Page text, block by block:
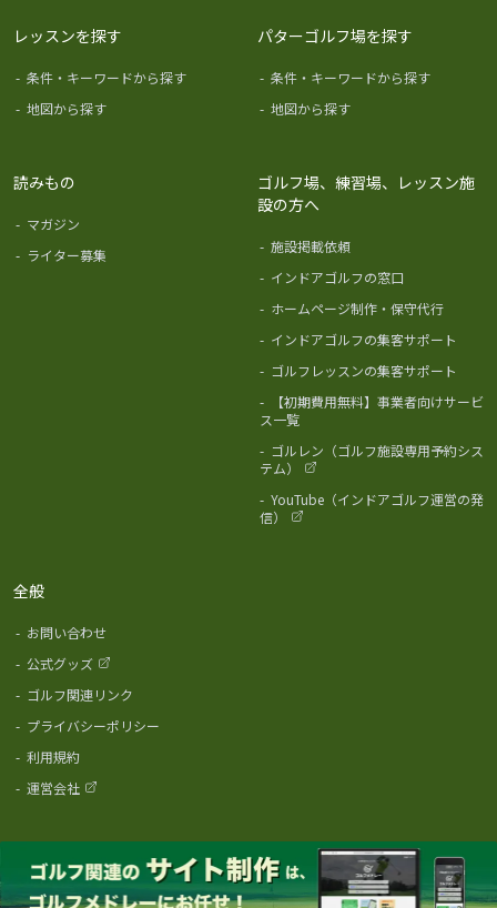
レッスンを探す
- 条件・キーワードから探す
- 地図から探す
パターゴルフ場を探す
- 条件・キーワードから探す
- 地図から探す
読みもの
- マガジン
- ライター募集
ゴルフ場、練習場、レッスン施
設の方へ
- 施設掲載依頼
- インドアゴルフの窓口
- ホームページ制作・保守代行
- インドアゴルフの集客サポート
- ゴルフレッスンの集客サポート
-
【初期費用無料】事業者向けサービ
ス一覧
- ゴルレン（ゴルフ施設専用予約シス
テム）
- YouTube（インドアゴルフ運営の発
信）
全般
- お問い合わせ
- 公式グッズ
- ゴルフ関連リンク
- プライバシーポリシー
- 利用規約
- 運営会社